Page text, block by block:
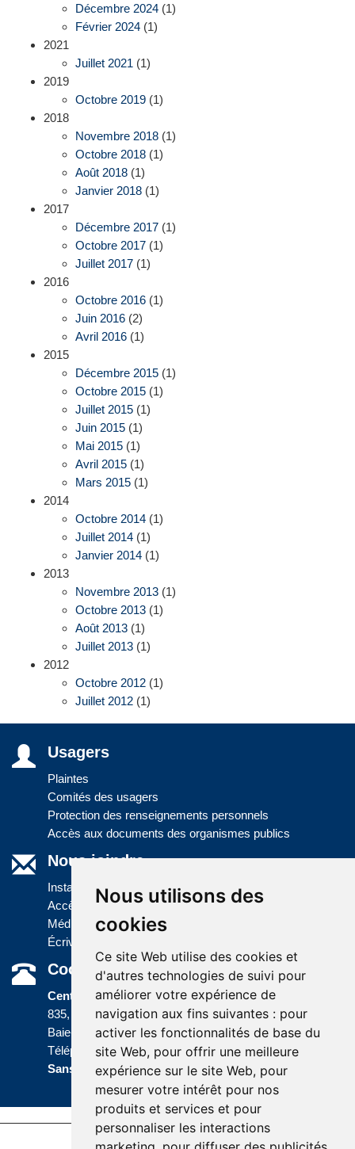
Nous utilisons des
cookies
Ce site Web utilise des cookies et
d'autres technologies de suivi pour
améliorer votre expérience de
navigation aux fins suivantes : pour
activer les fonctionnalités de base du
site Web, pour offrir une meilleure
expérience sur le site Web, pour
mesurer votre intérêt pour nos
produits et services et pour
personnaliser les interactions
Décembre 2024 (1)
Février 2024 (1)
2021
Juillet 2021 (1)
2019
Octobre 2019 (1)
2018
Novembre 2018 (1)
Octobre 2018 (1)
Août 2018 (1)
Janvier 2018 (1)
2017
Décembre 2017 (1)
Octobre 2017 (1)
Juillet 2017 (1)
2016
Octobre 2016 (1)
Juin 2016 (2)
Avril 2016 (1)
2015
Décembre 2015 (1)
Octobre 2015 (1)
Juillet 2015 (1)
Juin 2015 (1)
Mai 2015 (1)
Avril 2015 (1)
Mars 2015 (1)
2014
Octobre 2014 (1)
Juillet 2014 (1)
Janvier 2014 (1)
2013
Novembre 2013 (1)
Octobre 2013 (1)
Août 2013 (1)
Juillet 2013 (1)
2012
Octobre 2012 (1)
Juillet 2012 (1)
Usagers
Plaintes
Comités des usagers
Protection des renseignements personnels
Accès aux documents des organismes publics
Nous joindre
Installations
Accès à l'information
Médias
Écrivez-nous
Coordonnées
Centre administratif
835, boulevard Jolliet
Baie-Comeau (Québec) G5C 1P5
Téléphone :418 589-9845 ou
Sans frais : 1 800 463-5142